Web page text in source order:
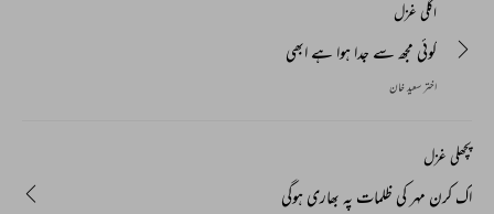
اگلی غزل
کوئی مجھ سے جدا ہوا ہے ابھی
اختر سعید خان
پچھلی غزل
اک کرن مہر کی ظلمات پہ بھاری ہوگی